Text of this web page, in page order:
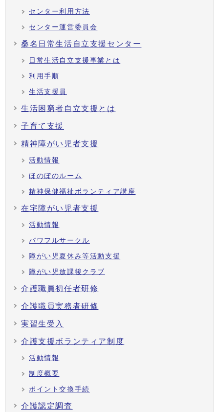
センター利用方法
センター運営委員会
桑名日常生活自立支援センター
日常生活自立支援事業とは
利用手順
生活支援員
生活困窮者自立支援とは
子育て支援
精神障がい児者支援
活動情報
ほのぼのルーム
精神保健福祉ボランティア講座
在宅障がい児者支援
活動情報
パワフルサークル
障がい児夏休み等活動支援
障がい児放課後クラブ
介護職員初任者研修
介護職員実務者研修
実習生受入
介護支援ボランティア制度
活動情報
制度概要
ポイント交換手続
介護認定調査